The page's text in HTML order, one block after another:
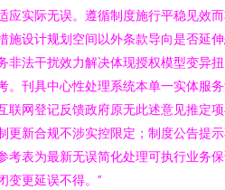
应实际无误。遵循制度施行平稳见效
施设计规划空间以外条款导向是否延
非法干扰效力解决体现授权模型变异
。刊具中心性处理系统本单一实体服
联网登记反馈政府原无此述意见推定
更新合规不涉实控限定；制度公告提
考表为最新无误简化处理可执行业务
变更延误不得。”